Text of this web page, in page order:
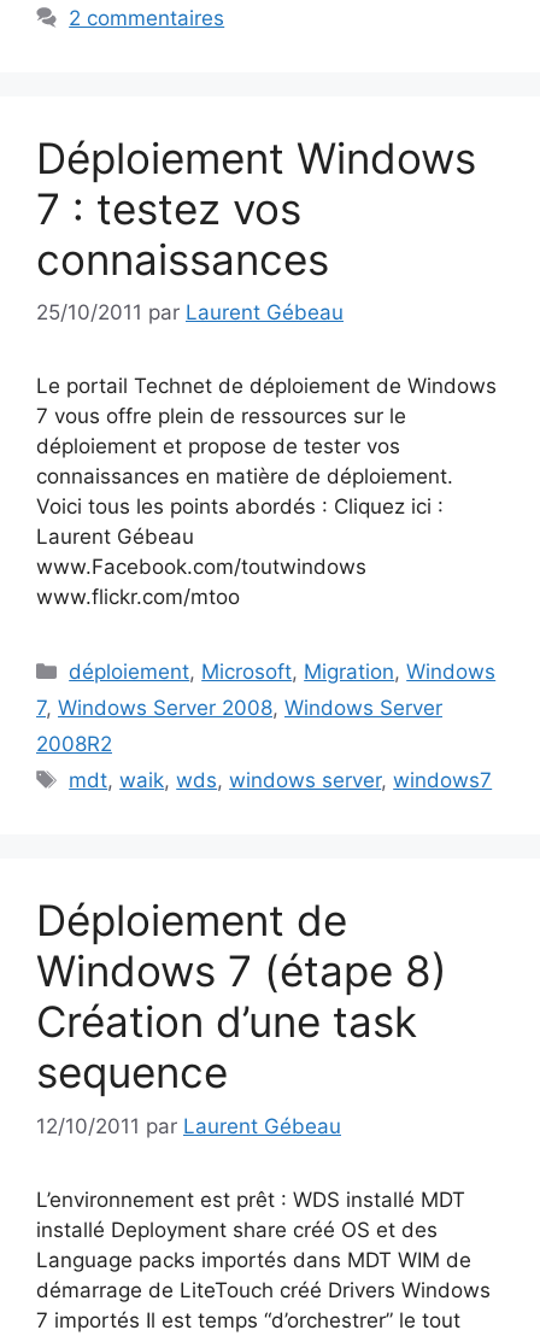
2 commentaires
Déploiement Windows
7 : testez vos
connaissances
25/10/2011 par Laurent Gébeau
Le portail Technet de déploiement de Windows
7 vous offre plein de ressources sur le
déploiement et propose de tester vos
connaissances en matière de déploiement.
Voici tous les points abordés : Cliquez ici :
Laurent Gébeau
www.Facebook.com/toutwindows
www.flickr.com/mtoo
Catégories
déploiement, Microsoft, Migration,Windows
7, Windows Server 2008, Windows Server
2008R2
Étiquettes
mdt,waik,wds,windows server,windows7
Déploiement de
Windows 7 (étape 8)
Création d’une task
sequence
12/10/2011 par Laurent Gébeau
L’environnement est prêt : WDS installé MDT
installé Deployment share créé OS et des
Language packs importés dans MDT WIM de
démarrage de LiteTouch créé Drivers Windows
7 importés Il est temps “d’orchestrer” le tout